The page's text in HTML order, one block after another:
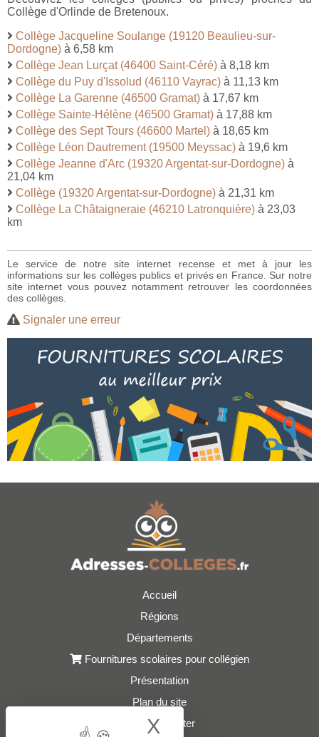
Collège d'Orlinde de Bretenoux.
Collège Jacqueline Soulange (19120 Beaulieu-sur-
Dordogne) à 6,58 km
Collège Jean Lurçat (46400 Saint-Céré) à 8,18 km
Collège du Puy d'Issolud (46110 Vayrac) à 11,13 km
Collège La Garenne (46500 Gramat) à 17,67 km
Collège Sainte-Hélène (46500 Gramat) à 17,88 km
Collège des Sept Tours (46600 Martel) à 18,65 km
Collège Léon Dautrement (19500 Meyssac) à 19,6 km
Collège Jeanne d'Arc (19320 Argentat-sur-Dordogne) à
21,04 km
Collège (19320 Argentat-sur-Dordogne) à 21,31 km
Collège La Châtaigneraie (46210 Latronquière) à 23,03
km
Le service de notre site internet recense et met à jour les
informations sur les collèges publics et privés en France. Sur notre
site internet vous pouvez notamment retrouver les coordonnées
des collèges.
Signaler une erreur
Accueil
Régions
Départements
Fournitures scolaires pour collégien
Présentation
Plan du site
Nous contacter
X Hide cookie